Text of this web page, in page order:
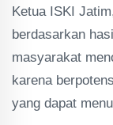
Ketua ISKI
berdasarkan
masyarakat
karena
yang dapat